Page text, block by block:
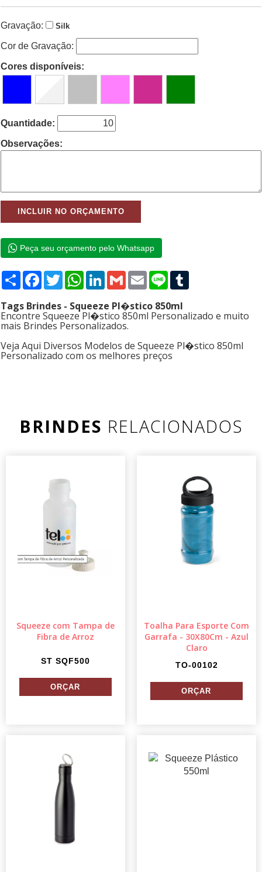
Gravação: Silk
Cor de Gravação:
Cores disponíveis:
Quantidade:
Observações:
Peça seu orçamento pelo Whatsapp
Compartilhar
Facebook
TwitterWhatsApp
LinkedIn
GmailEmailLine
Tags Brindes - Squeeze Pl�stico 850ml
Encontre Squeeze Pl�stico 850ml Personalizado e muito
mais Brindes Personalizados.
Veja Aqui Diversos Modelos de Squeeze Pl�stico 850ml
Personalizado com os melhores preços
BRINDES RELACIONADOS
Squeeze com Tampa de
Fibra de Arroz
ST SQF500
Toalha Para Esporte Com
Garrafa - 30X80Cm - Azul
Claro
TO-00102